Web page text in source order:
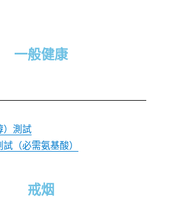
一般健康
）測試
（必需氨基酸）
戒烟